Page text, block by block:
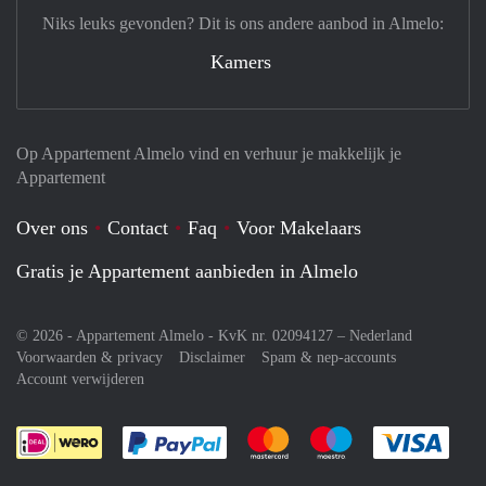
Op Appartement Almelo vind en verhuur je makkelijk je
Appartement
Over ons Contact Faq
Voor Makelaars
Gratis je Appartement aanbieden in Almelo
© 2026 - Appartement Almelo - KvK nr. 02094127 – Nederland
Voorwaarden & privacy
Disclaimer
Spam & nep-accounts
Account verwijderen
Je rekent gemakkelijk af met Paypal
Je rekent gemakkelijk af met
Je rekent
Niks leuks gevonden? Dit is ons andere aanbod in Almelo:
Kamers